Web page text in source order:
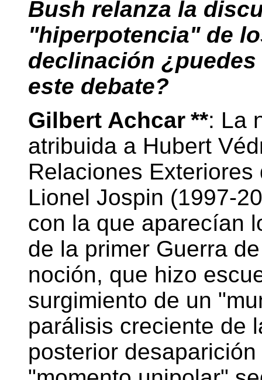
Bush relanza la
"hiperpotencia" de
declinación
este debate?
Gilbert Achcar **: La
atribuida a Hubert
Relaciones
Lionel Jospin (1997-
con la que aparecían
de la primer Guerra
noción, que hizo
surgimiento de un
parálisis creciente de
posterior